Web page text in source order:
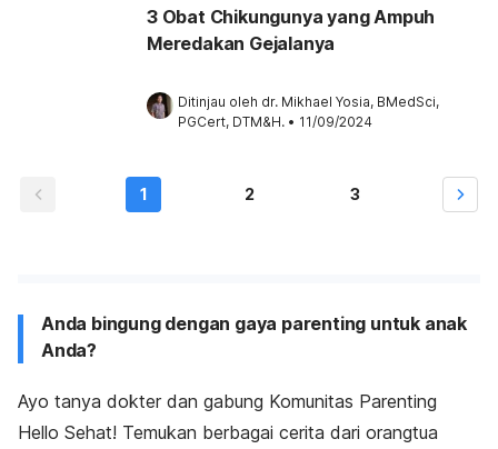
3 Obat Chikungunya yang Ampuh
Meredakan Gejalanya
Ditinjau oleh dr. Mikhael Yosia, BMedSci,
PGCert, DTM&H. • 11/09/2024
1 2 3
Anda bingung dengan gaya parenting untuk anak
Anda?
Ayo tanya dokter dan gabung Komunitas Parenting
Hello Sehat! Temukan berbagai cerita dari orangtua